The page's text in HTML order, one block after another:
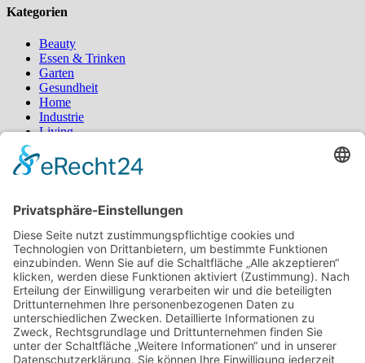
Kategorien
Beauty
Essen & Trinken
Garten
Gesundheit
Home
Industrie
Living
Styling
Tipps
Schlagwörter
Blumen Blumenstrauß Bürgermagazin Deko Fashion Fernost Garten
Gesundheit Homeoffice Katzen Kosmetik Küche Kühlschrank Lebensmittel
Locken Mobilität Ostern Pilates Pool Produkte Protein Radfahren Rasen
Regenwasser Rollstuhl Schlafzimmer schöne Haare Typberatung Wassertank
Yoga
Suchen
nach:
Neueste Beiträge